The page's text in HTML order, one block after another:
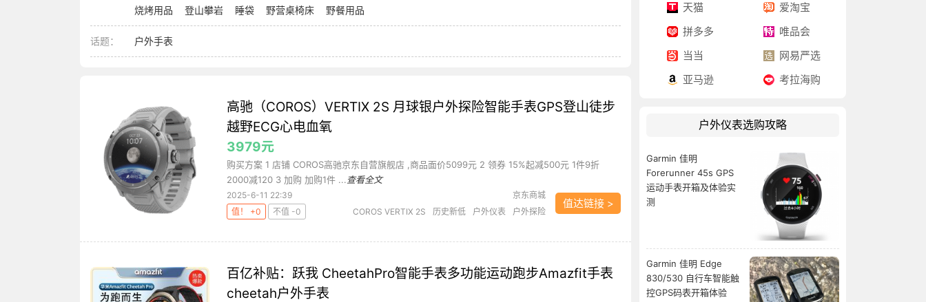
烧烤用品
登山攀岩 睡袋 野营桌椅床 野餐用品
话题： 户外手表
高驰（COROS）VERTIX 2S 月球银户外探险智能手表GPS登山徒步
越野ECG心电血氧
3979元
购买方案 1 店铺 COROS高驰京东自营旗舰店 ,商品面价5099元 2 领券 15%起减500元 1件9折
2000减120 3 加购 加购1件 ... 查看全文
2025-6-11 22:39
京东商城
值！ +0
不值 -0 COROS VERTIX 2S 历史新低 户外仪表
户外探险
值达链接 >
百亿补贴：跃我 CheetahPro智能手表多功能运动跑步Amazfit手表
cheetah户外手表
天猫
爱淘宝
拼多多
唯品会
当当
网易严选
亚马逊
考拉海购
户外仪表选购攻略
Garmin 佳明
Forerunner 45s GPS
运动手表开箱及体验实
测
Garmin 佳明 Edge
830/530 自行车智能触
控GPS码表开箱体验